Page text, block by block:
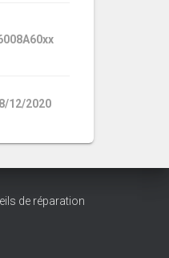
12/2020
de réparation